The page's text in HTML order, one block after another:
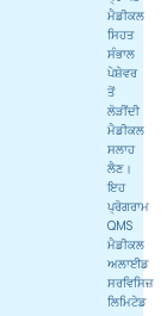
ਮੈਡੀਕਲ
ਸਿਹਤ
ਸੰਭਾਲ
ਪੇਸ਼ੇਵਰ
ਤੋਂ
ਲੋੜੀਂਦੀ
ਮੈਡੀਕਲ
ਸਲਾਹ
ਲੈਣ।
ਇਹ
ਪ੍ਰੋਗਰਾਮ
QMS
ਮੈਡੀਕਲ
ਅਲਾਈਡ
ਸਰਵਿਸਿਜ਼
ਲਿਮਿਟੇਡ